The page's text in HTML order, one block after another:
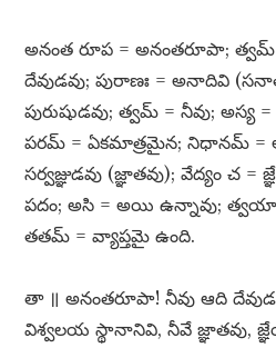
అనంత రూప = అనంతరూపా; త్వమ్​
దేవుడవు; పురాణః = అనాదివి
పురుషుడవు; త్వమ్​ = నీవు; అస్య =
పరమ్​ = ఏకమాత్రమైన; నిధానమ్​ =
సర్వజ్ఞుడవు (జ్ఞాతవు); వేద్యం చ
పదం; అసి = అయి ఉన్నావు; త్వయా
తతమ్​ = వ్యాప్తమై ఉంది.
తా ॥ అనంతరూపా! నీవు ఆది
విశ్వలయ స్థానానివి, నీవే జ్ఞాతవు,